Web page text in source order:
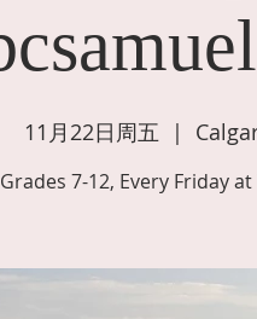
11月22日周五
  |
7-12, Every Friday